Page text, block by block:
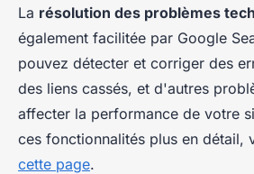
La résolution des problèmes
également facilitée par Google
pouvez détecter et corriger des
des liens cassés, et d'autres
affecter la performance de votre
ces fonctionnalités plus en détail,
cette page.